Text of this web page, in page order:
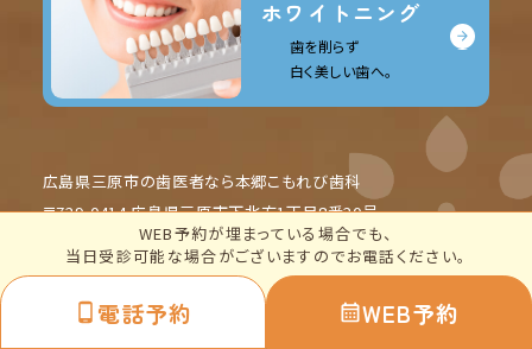
ホワイトニング
歯を削らず
白く美しい歯へ。
広島県三原市の歯医者なら本郷こもれび歯科
〒729-0414 広島県三原市下北方1丁目8番20号
©広島県三原市の歯医者｜本郷こもれび歯科
WEB予約が埋まっている場合でも、
当日受診可能な場合がございますのでお電話ください。
電話予約 WEB予約